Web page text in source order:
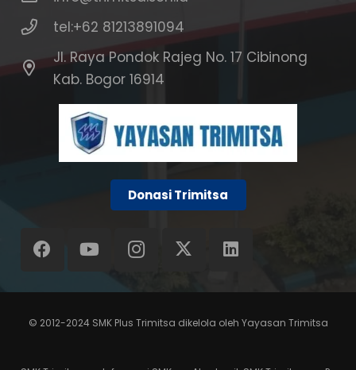
tel:+62 81213891094
Jl. Raya Pondok Rajeg No. 17 Cibinong
Kab. Bogor 16914
Donasi Trimitsa
© 2012-2024 SMK Plus Trimitsa dikelola oleh Yayasan Trimitsa